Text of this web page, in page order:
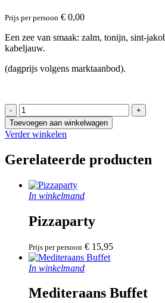
Prijs per persoon € 0,00
Een zee van smaak: zalm, tonijn, sint-
kabeljauw.
(dagprijs volgens marktaanbod).
Visfondue
aantal
Toevoegen aan winkelwagen
Verder winkelen
Gerelateerde producten
In winkelmand
Pizzaparty
Prijs per persoon € 15,95
In winkelmand
Mediteraans Buffet